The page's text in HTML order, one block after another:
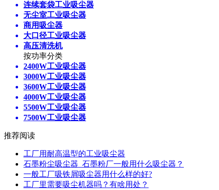
连续套袋工业吸尘器
无尘室工业吸尘器
商用吸尘器
大口径工业吸尘器
高压清洗机
按功率分类
2400W工业吸尘器
3000W工业吸尘器
3600W工业吸尘器
4000W工业吸尘器
5500W工业吸尘器
7500W工业吸尘器
推荐阅读
工厂用耐高温型的工业吸尘器
石墨粉尘吸尘器_石墨粉厂一般用什么吸尘器？
一般工厂吸铁屑吸尘器用什么样的好?
工厂里需要吸尘机器吗？有啥用处？